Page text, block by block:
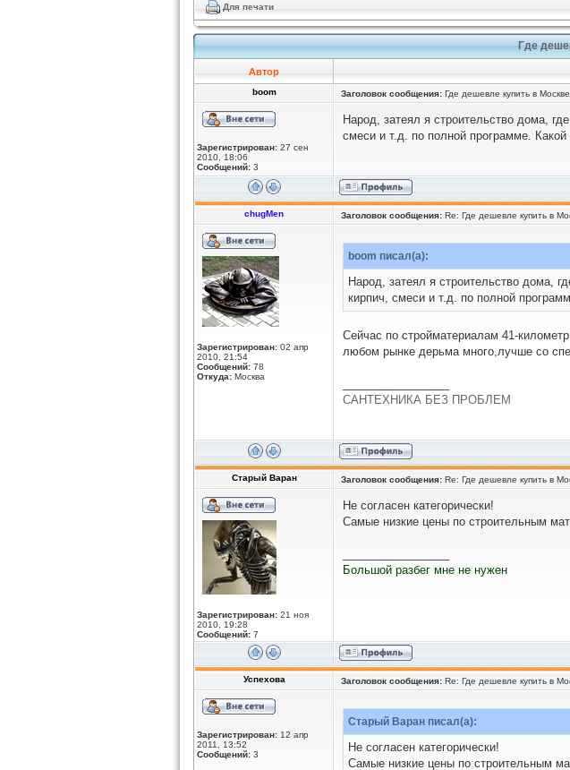
Для печати
Где
Автор
boom Заголовок сообщения: Где дешевле купить в
Зарегистрирован: 27 сен
2010, 18:06
Сообщений: 3
Народ, затеял я строительство дома,
смеси и т.д. по полной программе.
chugMen Заголовок сообщения: Re: Где дешевле купить в
Зарегистрирован: 02 апр
2010, 21:54
Сообщений: 78
Откуда: Москва
boom писал(а):
Народ, затеял я строительство дома,
кирпич, смеси и т.д. по полной
Сейчас по стройматериалам 41-
любом рынке дерьма много,лучше со
САНТЕХНИКА БЕЗ ПРОБЛЕМ
Старый Варан Заголовок сообщения: Re: Где дешевле купить в
Зарегистрирован: 21 ноя
2010, 19:28
Сообщений: 7
Не согласен категорически!
Самые низкие цены по строительным
Большой разбег мне не нужен
Успехова Заголовок сообщения: Re: Где дешевле купить в
Зарегистрирован: 12 апр
2011, 13:52
Сообщений: 3
Старый Варан писал(а):
Не согласен категорически!
Самые низкие цены по строительным